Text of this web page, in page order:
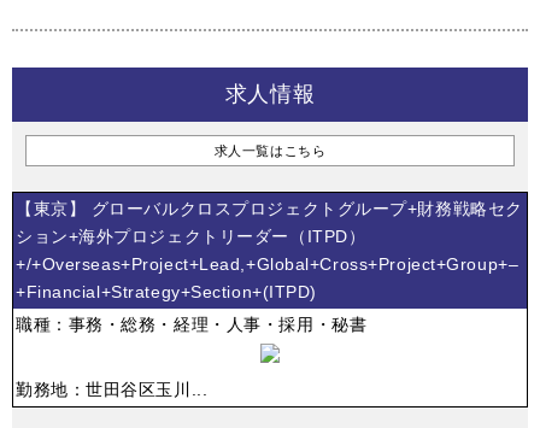
求人情報
求人一覧はこちら
【東京】 グローバルクロスプロジェクトグループ+財務戦略セク
ション+海外プロジェクトリーダー（ITPD）
+/+Overseas+Project+Lead,+Global+Cross+Project+Group+–
+Financial+Strategy+Section+(ITPD)
職種：事務・総務・経理・人事・採用・秘書
勤務地：世田谷区玉川...